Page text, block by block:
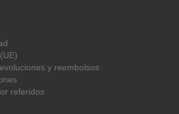
y reembolsos
referidos